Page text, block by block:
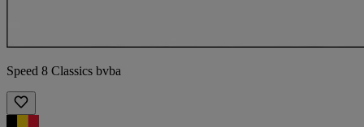
Speed 8 Classics bvba